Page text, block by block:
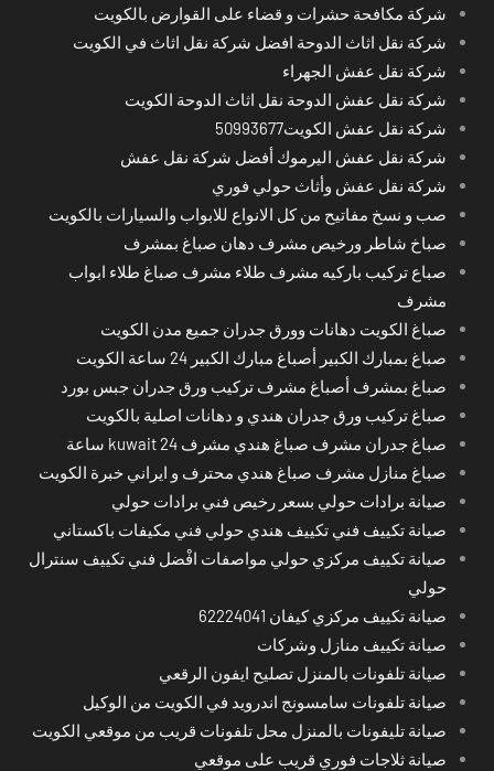
شركة مكافحة حشرات و قضاء على القوارض بالكويت
شركة نقل اثاث الدوحة افضل شركة نقل اثاث في الكويت
شركة نقل عفش الجهراء
شركة نقل عفش الدوحة نقل اثاث الدوحة الكويت
شركة نقل عفش الكويت50993677
شركة نقل عفش اليرموك أفضل شركة نقل عفش
شركة نقل عفش وأثاث حولي فوري
صب و نسخ مفاتيح من كل الانواع للابواب والسيارات بالكويت
صباخ شاطر ورخيص مشرف دهان صباغ بمشرف
صباع تركيب باركيه مشرف طلاء مشرف صباغ طلاء ابواب
مشرف
صباغ الكويت دهانات وورق جدران جميع مدن الكويت
صباغ بمبارك الكبير أصباغ مبارك الكبير 24 ساعة الكويت
صباغ بمشرف أصباغ مشرف تركيب ورق جدران جبس بورد
صباغ تركيب ورق جدران هندي و دهانات اصلية بالكويت
صباغ جدران مشرف صباغ هندي مشرف kuwait 24 ساعة
صباغ منازل مشرف صباغ هندي محترف و ايراني خبرة الكويت
صيانة برادات حولي بسعر رخيص فني برادات حولي
صيانة تكييف فني تكييف هندي حولي فني مكيفات باكستاني
صيانة تكييف مركزي حولي مواصفات افْضل فني تكييف سنترال
حولي
صيانة تكييف مركزي كيفان 62224041
صيانة تكييف منازل وشركات
صيانة تلفونات بالمنزل تصليح ايفون الرقعي
صيانة تلفونات سامسونج اندرويد في الكويت من الوكيل
صيانة تليفونات بالمنزل محل تلفونات قريب من موقعي الكويت
صيانة ثلاجات فوري قريب على موقعي